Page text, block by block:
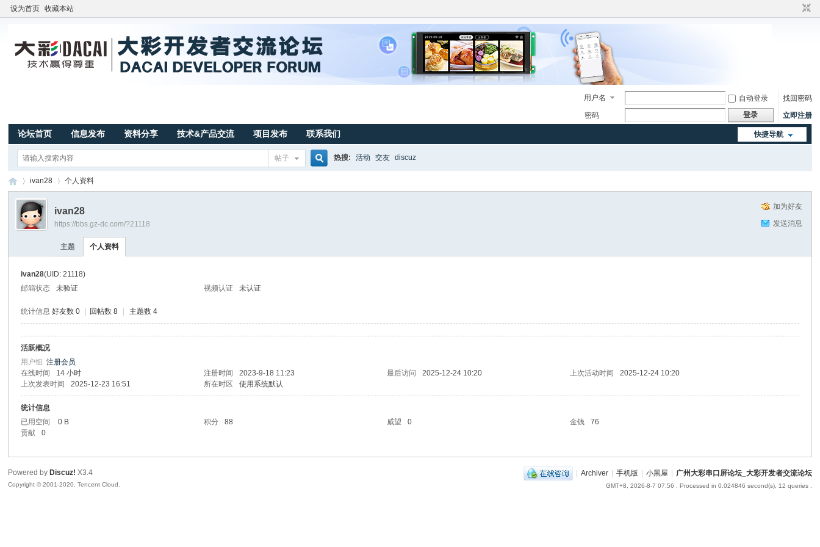
设为首页 收藏本站
用户名 自动登录
找回密码
密码
登录 立即注册
快捷导航
论坛首页 信息发布 资料分享 技术&产品交流 项目发布 联系我们
帖子 热搜: 活动 交友 discuz
大
›
ivan28 个人资料
加为好友
发送消息
ivan28
https://bbs.gz-dc.com/?21118
主题 个人资料
ivan28(UID: 21118)
邮箱状态
未验证 视频认证 未认证
统计信息 好友数 0 回帖数 8 主题数 4
活跃概况
用户组注册会员
在线时间
14 小时 注册时间 2023-9-18 11:23 最后访问 2025-12-24 10:20 上次活动时间
2025-12-24 10:20
上次发表时间
2025-12-23 16:51 所在时区 使用系统默认
统计信息
已用空间
0 B 积分 88 威望 0 金钱
76
贡献
0
| Archiver | 手机版 | 小黑屋 | 广州大彩串口屏论坛_大彩开发者交流论坛
GMT+8, 2026-8-7 07:56 , Processed in 0.024846 second(s), 12 queries .
Powered by Discuz! X3.4
Copyright © 2001-2020, Tencent Cloud.